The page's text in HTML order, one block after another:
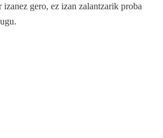
gero, ez izan zalantzarik proba